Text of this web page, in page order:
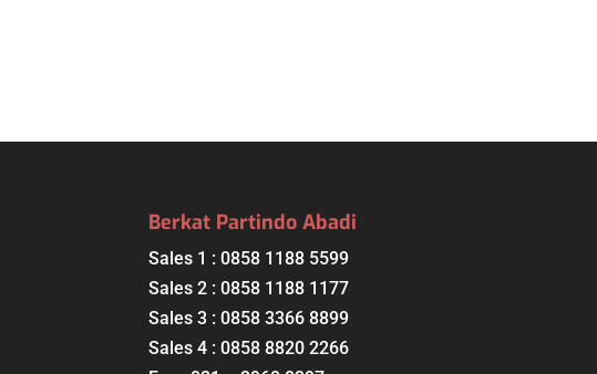
Berkat Partindo Abadi
Sales 1 : 0858 1188 5599
Sales 2 : 0858 1188 1177
Sales 3 : 0858 3366 8899
Sales 4 : 0858 8820 2266